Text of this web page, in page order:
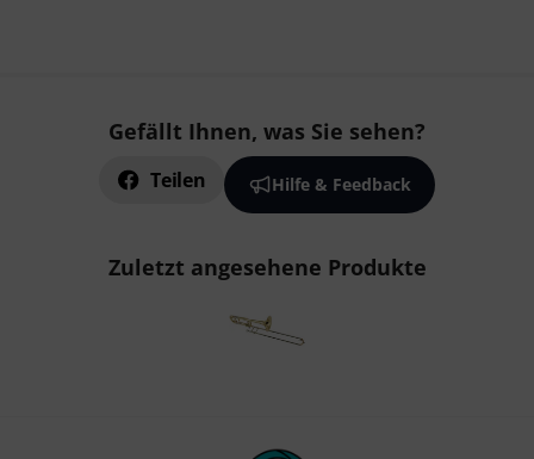
Gefällt Ihnen, was Sie sehen?
Teilen Hilfe & Feedback
Zuletzt angesehene Produkte